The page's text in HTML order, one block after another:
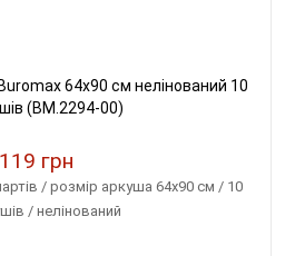
64х90 см нелінований 10
(BM.2294-00)
119 грн
/ розмір аркуша 64х90 см / 10
/ нелінований